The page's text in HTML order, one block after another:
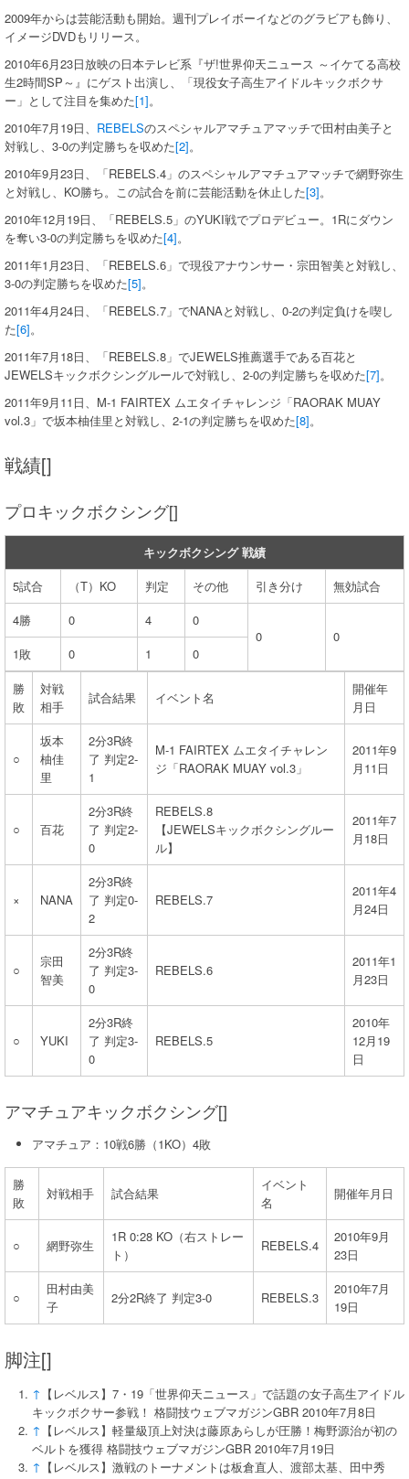
2009年からは芸能活動も開始。週刊プレイボーイなどのグラビアも飾り、
イメージDVDもリリース。
2010年6月23日放映の日本テレビ系『ザ!世界仰天ニュース ～イケてる高校
生2時間SP～』にゲスト出演し、「現役女子高生アイドルキックボクサ
ー」として注目を集めた[1]。
2010年7月19日、 REBELSのスペシャルアマチュアマッチで田村由美子と
対戦し、3-0の判定勝ちを収めた[2]。
2010年9月23日、「REBELS.4」のスペシャルアマチュアマッチで網野弥生
と対戦し、KO勝ち。この試合を前に芸能活動を休止した[3]。
2010年12月19日、「REBELS.5」のYUKI戦でプロデビュー。1Rにダウン
を奪い3-0の判定勝ちを収めた[4]。
2011年1月23日、「REBELS.6」で現役アナウンサー・宗田智美と対戦し、
3-0の判定勝ちを収めた[5]。
2011年4月24日、「REBELS.7」でNANAと対戦し、0-2の判定負けを喫し
た[6]。
2011年7月18日、「REBELS.8」でJEWELS推薦選手である百花と
JEWELSキックボクシングルールで対戦し、2-0の判定勝ちを収めた[7]。
2011年9月11日、M-1 FAIRTEX ムエタイチャレンジ「RAORAK MUAY
vol.3」で坂本柚佳里と対戦し、2-1の判定勝ちを収めた[8]。
戦績[]
プロキックボクシング[]
キックボクシング 戦績
5試合
（T）KO 判定 その他 引き分け
無効試合
4勝
0 4
0
0
0
1敗
0 1
0
勝
敗
対戦
相手
試合結果 イベント名
開催年
月日
○
坂本
柚佳
里
2分3R終
了 判定2-
1
M-1 FAIRTEX ムエタイチャレン
ジ「RAORAK MUAY vol.3」
2011年9
月11日
○ 百花
2分3R終
了 判定2-
0
REBELS.8
【JEWELSキックボクシングルー
ル】
2011年7
月18日
× NANA
2分3R終
了 判定0-
2
REBELS.7
2011年4
月24日
○
宗田
智美
2分3R終
了 判定3-
0
REBELS.6
2011年1
月23日
○ YUKI
2分3R終
了 判定3-
0
REBELS.5
2010年
12月19
日
アマチュアキックボクシング[]
アマチュア：10戦6勝（1KO）4敗
勝
敗
対戦相手 試合結果
イベント
名
開催年月日
○ 網野弥生
1R 0:28 KO（右ストレー
ト）
REBELS.4
2010年9月
23日
○
田村由美
子
2分2R終了 判定3-0 REBELS.3
2010年7月
19日
脚注[]
↑ 【レベルス】7・19「世界仰天ニュース」で話題の女子高生アイドル
キックボクサー参戦！ 格闘技ウェブマガジンGBR 2010年7月8日
↑ 【レベルス】軽量級頂上対決は藤原あらしが圧勝！梅野源治が初の
ベルトを獲得 格闘技ウェブマガジンGBR 2010年7月19日
↑ 【レベルス】激戦のトーナメントは板倉直人、渡部太基、田中秀